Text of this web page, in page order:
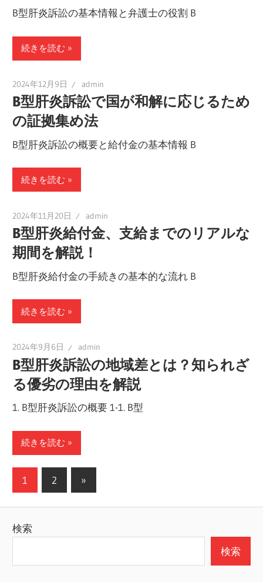
B型肝炎訴訟の基本情報と弁護士の役割 B
続きを読む
2024年12月9日 admin
B型肝炎訴訟で国が和解に応じるため
の証拠集め法
B型肝炎訴訟の概要と給付金の基本情報 B
続きを読む
2024年11月20日 admin
B型肝炎給付金、支給までのリアルな
期間を解説！
B型肝炎給付金の手続きの基本的な流れ B
続きを読む
2024年9月6日 admin
B型肝炎訴訟の地域差とは？知られざ
る優劣の理由を解説
1. B型肝炎訴訟の概要 1-1. B型
続きを読む
投
ナ
ゲ
1 2
次
の
»
検索
検索